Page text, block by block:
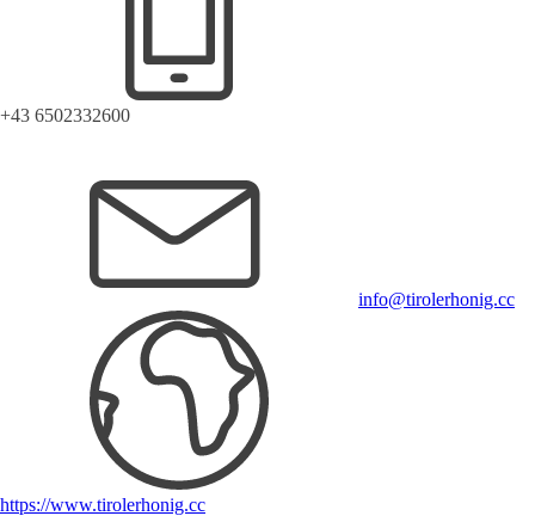
+43 6502332600
info@tirolerhonig.cc
https://www.tirolerhonig.cc